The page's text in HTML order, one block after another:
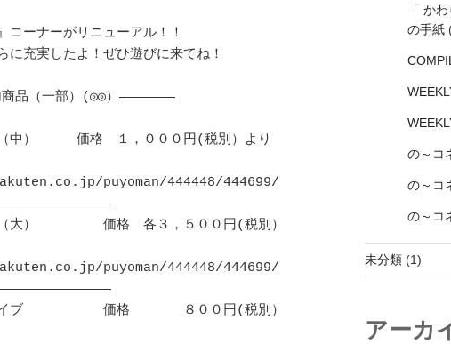
ーナーがリニューアル！！
充実したよ！ぜひ遊びに来てね！
品（一部）(◎◎）―――――――
中）　　　価格　１，０００円(税別）より
puyoman/444448/444699/
）　　　　　価格　各３，５００円(税別）
puyoman/444448/444699/
　　　　　　価格　　　　８００円(税別）
「 か
の手紙
の～コ
の～コ
の～コ
未分類(1)
アーカ